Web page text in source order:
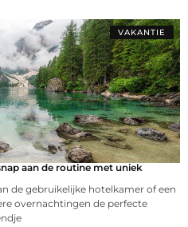
VAKANTIE
aan de routine met uniek
de gebruikelijke hotelkamer of een
overnachtingen de perfecte